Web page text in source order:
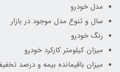
مدل خودرو
سال و تنوع مدل موجود در بازار
رنگ خودرو
میزان کیلومتر کارکرد خودرو
میزان باقیمانده بیمه و درصد